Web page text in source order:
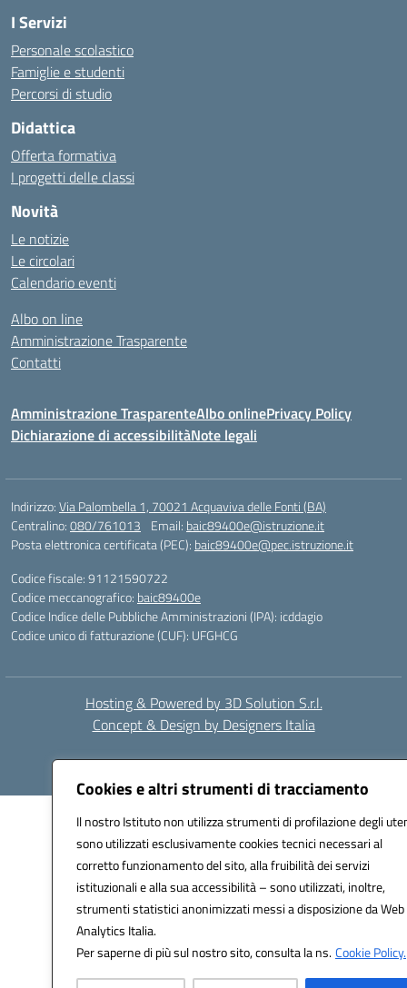
Cookies e altri strumenti di tracciamento
Il nostro Istituto non utilizza strumenti di profilazione degli
sono utilizzati esclusivamente cookies tecnici necessari al
corretto funzionamento del sito, alla fruibilità dei servizi
istituzionali e alla sua accessibilità – sono utilizzati, inoltre,
strumenti statistici anonimizzati messi a disposizione da Web
Analytics Italia.
Per saperne di più sul nostro sito, consulta la ns.Cookie Policy.
I Servizi
Personale scolastico
Famiglie e studenti
Percorsi di studio
Didattica
Offerta formativa
I progetti delle classi
Novità
Le notizie
Le circolari
Calendario eventi
Albo on line
Amministrazione Trasparente
Contatti
Amministrazione TrasparenteAlbo onlinePrivacy Policy
Dichiarazione di accessibilitàNote legali
Indirizzo:Via Palombella 1, 70021 Acquaviva delle Fonti (BA)
Centralino:080/761013 Email: baic89400e@istruzione.it
Posta elettronica certificata (PEC): baic89400e@pec.istruzione.it
Codice fiscale: 91121590722
Codice meccanografico: baic89400e
Codice Indice delle Pubbliche Amministrazioni (IPA): icddagio
Codice unico di fatturazione (CUF): UFGHCG
Hosting & Powered by 3D Solution S.r.l.
Concept & Design by Designers Italia